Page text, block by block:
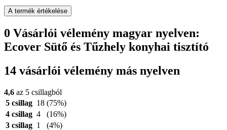
A termék értékelése
0 Vásárlói vélemény magyar nyelven:
Ecover Sütő és Tűzhely konyhai tisztító
14 vásárlói vélemény más nyelven
4,6 az 5 csillagból
5 csillag 18 (75%)
4 csillag 4
(16%)
3 csillag 1
(4%)